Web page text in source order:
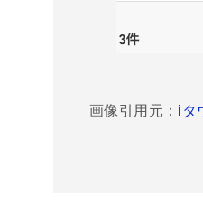
画像引用元： iタ